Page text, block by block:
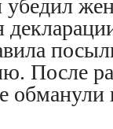
После
обманули